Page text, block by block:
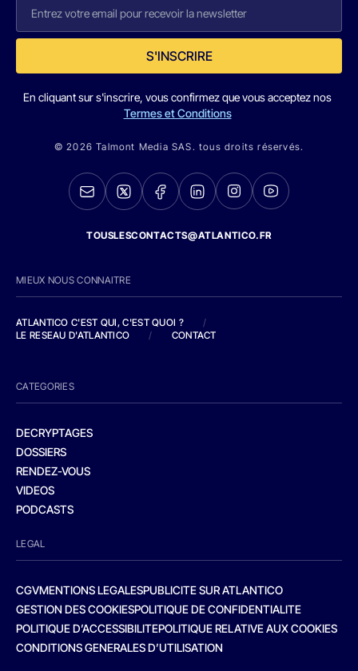
S'INSCRIRE
En cliquant sur s'inscrire, vous confirmez que vous acceptez nos
Termes et Conditions
© 2026 Talmont Media SAS. tous droits réservés.
TOUSLESCONTACTS@ATLANTICO.FR
MIEUX NOUS CONNAITRE
ATLANTICO C'EST QUI, C'EST QUOI ?
/
LE RESEAU D'ATLANTICO
/ CONTACT
CATEGORIES
DECRYPTAGES
DOSSIERS
RENDEZ-VOUS
VIDEOS
PODCASTS
LEGAL
CGVMENTIONS LEGALESPUBLICITE SUR ATLANTICO
GESTION DES COOKIESPOLITIQUE DE CONFIDENTIALITE
POLITIQUE D’ACCESSIBILITEPOLITIQUE RELATIVE AUX COOKIES
CONDITIONS GENERALES D’UTILISATION